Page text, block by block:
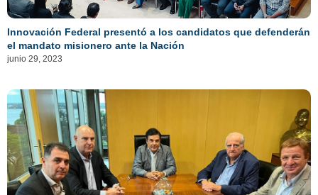
Innovación Federal presentó a los candidatos que defenderán
el mandato misionero ante la Nación
junio 29, 2023